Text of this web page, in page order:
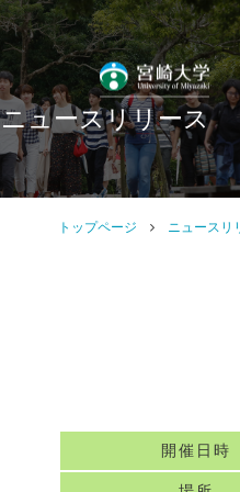
ニュースリリース
トップページ ニュースリ
開催日時